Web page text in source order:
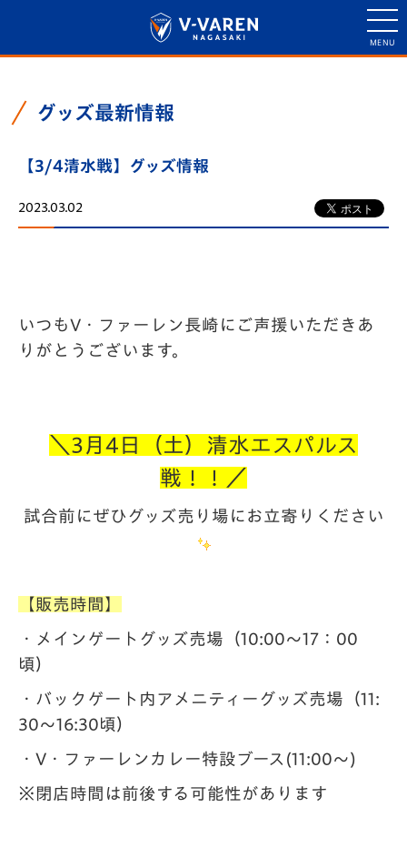
グッズ最新情報
【3/4清水戦】グッズ情報
2023.03.02
いつもV・ファーレン長崎にご声援いただきあ
りがとうございます。
＼3月4日（土）清水エスパルス
戦！！／
試合前にぜひグッズ売り場に お立寄りください
【販売時間】
・メインゲートグッズ売場（10:00～17：00
頃）
・バックゲート内アメニティーグッズ売場（11:
30～16:30頃）
・V・ファーレンカレー特設ブース(11:00～)
※閉店時間は前後する可能性があります